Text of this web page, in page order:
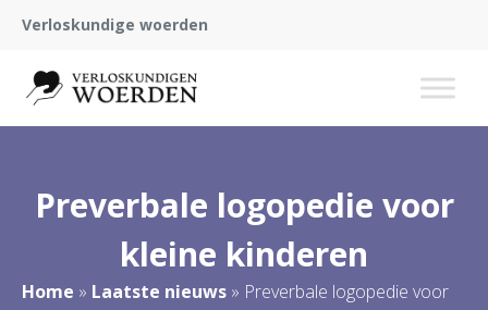
Verloskundige woerden
Preverbale logopedie voor
kleine kinderen
Home » Laatste nieuws » Preverbale logopedie voor